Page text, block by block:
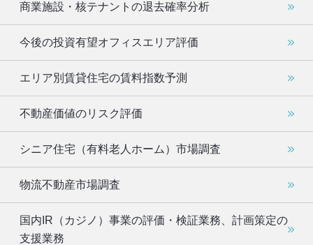
商業施設・核テナントの退去確率分析
今後の投資有望オフィスエリア評価
エリア別賃貸住宅の賃料指数予測
不動産価値のリスク評価
シニア住宅（有料老人ホーム）市場調査
物流不動産市場調査
国内IR（カジノ）事業の評価・検証業務、計画策定の
支援業務